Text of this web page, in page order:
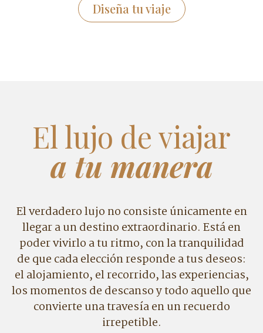
Diseña tu viaje
El lujo de viajar
a tu manera
El verdadero lujo no consiste únicamente en
llegar a un destino extraordinario. Está en
poder vivirlo a tu ritmo, con la tranquilidad
de que cada elección responde a tus deseos:
el alojamiento, el recorrido, las experiencias,
los momentos de descanso y todo aquello que
convierte una travesía en un recuerdo
irrepetible.